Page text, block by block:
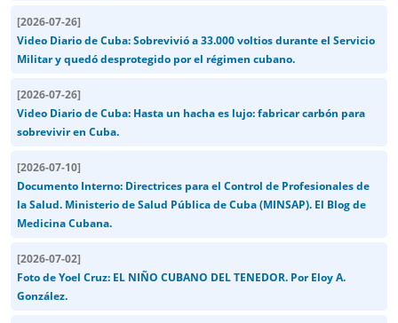
[2026-07-26]
Video Diario de Cuba: Sobrevivió a 33.000 voltios durante el Servicio
Militar y quedó desprotegido por el régimen cubano.
[2026-07-26]
Video Diario de Cuba: Hasta un hacha es lujo: fabricar carbón para
sobrevivir en Cuba.
[2026-07-10]
Documento Interno: Directrices para el Control de Profesionales de
la Salud. Ministerio de Salud Pública de Cuba (MINSAP). El Blog de
Medicina Cubana.
[2026-07-02]
Foto de Yoel Cruz: EL NIÑO CUBANO DEL TENEDOR. Por Eloy A.
González.